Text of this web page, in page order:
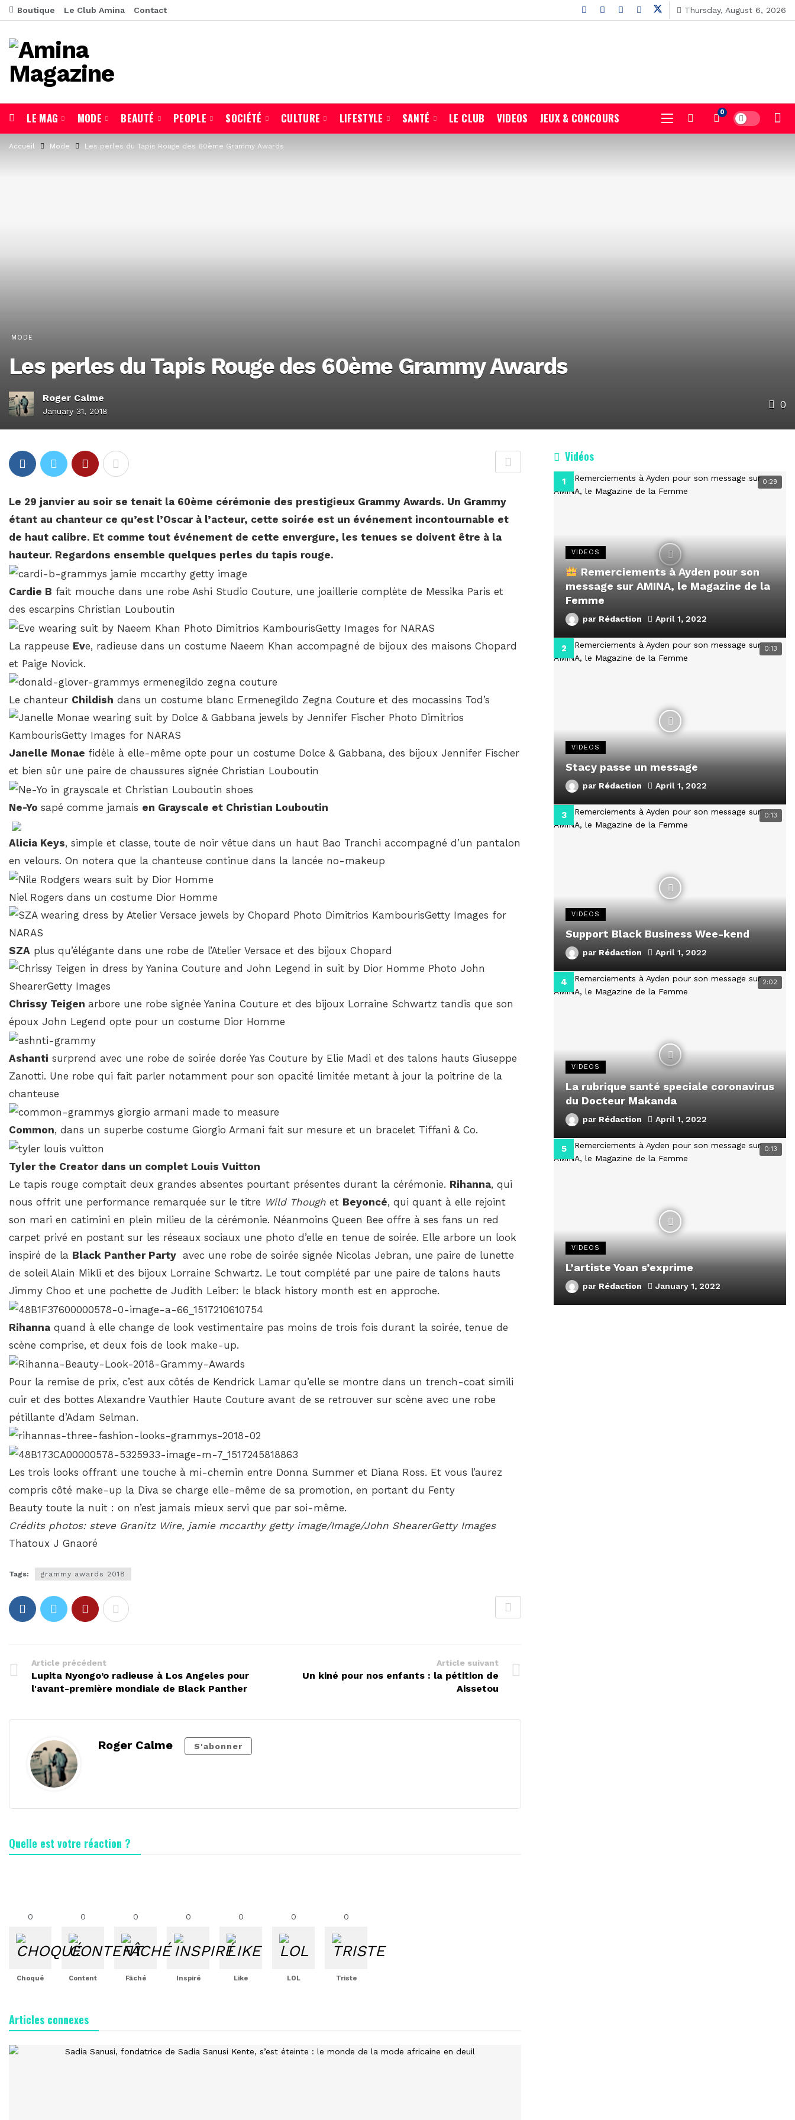
Boutique Le Club Amina Contact Thursday, August 6, 2026
LE MAG MODE BEAUTÉ PEOPLE SOCIÉTÉ CULTURE LIFESTYLE SANTÉ LE CLUB VIDEOS JEUX & CONCOURS 0
Accueil Mode Les perles du Tapis Rouge des 60ème Grammy Awards
MODE
Les perles du Tapis Rouge des 60ème Grammy Awards
Roger Calme
January 31, 2018
0
Le 29 janvier au soir se tenait la 60ème cérémonie des prestigieux Grammy Awards. Un Grammy
étant au chanteur ce qu’est l’Oscar à l’acteur, cette soirée est un événement incontournable et
de haut calibre. Et comme tout événement de cette envergure, les tenues se doivent être à la
hauteur. Regardons ensemble quelques perles du tapis rouge.
Cardie B fait mouche dans une robe Ashi Studio Couture, une joaillerie complète de Messika Paris et
des escarpins Christian Louboutin
La rappeuse Eve, radieuse dans un costume Naeem Khan accompagné de bijoux des maisons Chopard
et Paige Novick.
Le chanteur Childish dans un costume blanc Ermenegildo Zegna Couture et des mocassins Tod’s
Janelle Monae fidèle à elle-même opte pour un costume Dolce & Gabbana, des bijoux Jennifer Fischer
et bien sûr une paire de chaussures signée Christian Louboutin
Ne-Yo sapé comme jamais en Grayscale et Christian Louboutin
Alicia Keys, simple et classe, toute de noir vêtue dans un haut Bao Tranchi accompagné d’un pantalon
en velours. On notera que la chanteuse continue dans la lancée no-makeup
Niel Rogers dans un costume Dior Homme
SZA plus qu’élégante dans une robe de l’Atelier Versace et des bijoux Chopard
Chrissy Teigen arbore une robe signée Yanina Couture et des bijoux Lorraine Schwartz tandis que son
époux John Legend opte pour un costume Dior Homme
Ashanti surprend avec une robe de soirée dorée Yas Couture by Elie Madi et des talons hauts Giuseppe
Zanotti. Une robe qui fait parler notamment pour son opacité limitée metant à jour la poitrine de la
chanteuse
Common, dans un superbe costume Giorgio Armani fait sur mesure et un bracelet Tiffani & Co.
Tyler the Creator dans un complet Louis Vuitton
Le tapis rouge comptait deux grandes absentes pourtant présentes durant la cérémonie. Rihanna, qui
nous offrit une performance remarquée sur le titre Wild Though et Beyoncé, qui quant à elle rejoint
son mari en catimini en plein milieu de la cérémonie. Néanmoins Queen Bee offre à ses fans un red
carpet privé en postant sur les réseaux sociaux une photo d’elle en tenue de soirée. Elle arbore un look
inspiré de la Black Panther Party avec une robe de soirée signée Nicolas Jebran, une paire de lunette
de soleil Alain Mikli et des bijoux Lorraine Schwartz. Le tout complété par une paire de talons hauts
Jimmy Choo et une pochette de Judith Leiber: le black history month est en approche.
Rihanna quand à elle change de look vestimentaire pas moins de trois fois durant la soirée, tenue de
scène comprise, et deux fois de look make-up.
Pour la remise de prix, c’est aux côtés de Kendrick Lamar qu’elle se montre dans un trench-coat simili
cuir et des bottes Alexandre Vauthier Haute Couture avant de se retrouver sur scène avec une robe
pétillante d’Adam Selman.
Les trois looks offrant une touche à mi-chemin entre Donna Summer et Diana Ross. Et vous l’aurez
compris côté make-up la Diva se charge elle-même de sa promotion, en portant du Fenty
Beauty toute la nuit : on n’est jamais mieux servi que par soi-même.
Crédits photos: steve Granitz Wire, jamie mccarthy getty image/Image/John ShearerGetty Images
Thatoux J Gnaoré
Tags: grammy awards 2018
Article précédent
Lupita Nyongo’o radieuse à Los Angeles pour
l'avant-première mondiale de Black Panther
Article suivant
Un kiné pour nos enfants : la pétition de
Aissetou
Roger Calme S'abonner
Quelle est votre réaction ?
0
Choqué
0
Content
0
Fâché
0
Inspiré
0
Like
0
LOL
0
Triste
Articles connexes
Vidéos
0:29
VIDEOS
Remerciements à Ayden pour son
message sur AMINA, le Magazine de la
Femme
par Rédaction April 1, 2022
0:13
VIDEOS
Stacy passe un message
par Rédaction April 1, 2022
0:13
VIDEOS
Support Black Business Wee-kend
par Rédaction April 1, 2022
2:02
VIDEOS
La rubrique santé speciale coronavirus
du Docteur Makanda
par Rédaction April 1, 2022
0:13
VIDEOS
L’artiste Yoan s’exprime
par Rédaction January 1, 2022